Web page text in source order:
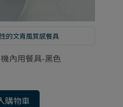
的文青風質感餐具
內用餐具-黑色
購物車